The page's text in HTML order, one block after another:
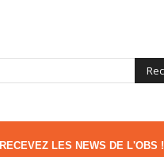
RECEVEZ LES NEWS DE L'OBS !